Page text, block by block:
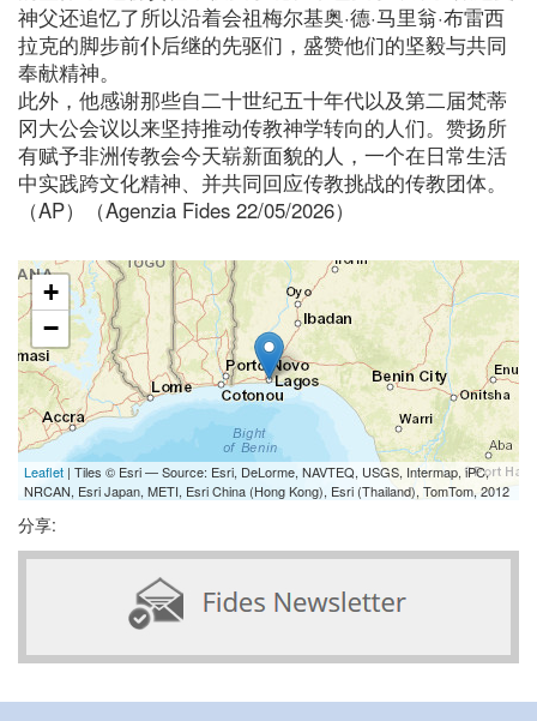
神父还追忆了所以沿着会祖梅尔基奥·德·马里翁·布雷西
拉克的脚步前仆后继的先驱们，盛赞他们的坚毅与共同
奉献精神。
此外，他感谢那些自二十世纪五十年代以及第二届梵蒂
冈大公会议以来坚持推动传教神学转向的人们。赞扬所
有赋予非洲传教会今天崭新面貌的人，一个在日常生活
中实践跨文化精神、并共同回应传教挑战的传教团体。
（AP）（Agenzia Fides 22/05/2026）
+
−
Leaflet | Tiles © Esri — Source: Esri, DeLorme, NAVTEQ, USGS, Intermap, iPC,
NRCAN, Esri Japan, METI, Esri China (Hong Kong), Esri (Thailand), TomTom, 2012
分享: